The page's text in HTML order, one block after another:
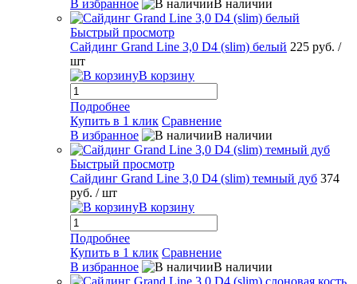
В избранное В наличии
Быстрый просмотр
Сайдинг Grand Line 3,0 D4 (slim) белый 225 руб. /
шт
В корзину
Подробнее
Купить в 1 клик Сравнение
В избранное
В наличии
Быстрый просмотр
Сайдинг Grand Line 3,0 D4 (slim) темный дуб 374
руб. / шт
В корзину
Подробнее
Купить в 1 клик Сравнение
В избранное
В наличии